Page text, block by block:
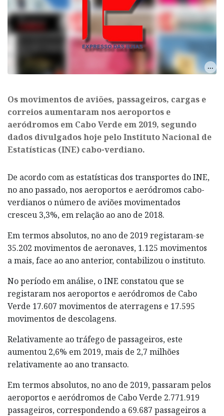
Os movimentos de aviões, passageiros, cargas e
correios aumentaram nos aeroportos e
aeródromos em Cabo Verde em 2019, segundo
dados divulgados hoje pelo Instituto Nacional de
Estatísticas (INE) cabo-verdiano.
De acordo com as estatísticas dos transportes do INE,
no ano passado, nos aeroportos e aeródromos cabo-
verdianos o número de aviões movimentados
cresceu 3,3%, em relação ao ano de 2018.
Em termos absolutos, no ano de 2019 registaram-se
35.202 movimentos de aeronaves, 1.125 movimentos
a mais, face ao ano anterior, contabilizou o instituto.
No período em análise, o INE constatou que se
registaram nos aeroportos e aeródromos de Cabo
Verde 17.607 movimentos de aterragens e 17.595
movimentos de descolagens.
Relativamente ao tráfego de passageiros, este
aumentou 2,6% em 2019, mais de 2,7 milhões
relativamente ao ano transacto.
Em termos absolutos, no ano de 2019, passaram pelos
aeroportos e aeródromos de Cabo Verde 2.771.919
passageiros, correspondendo a 69.687 passageiros a